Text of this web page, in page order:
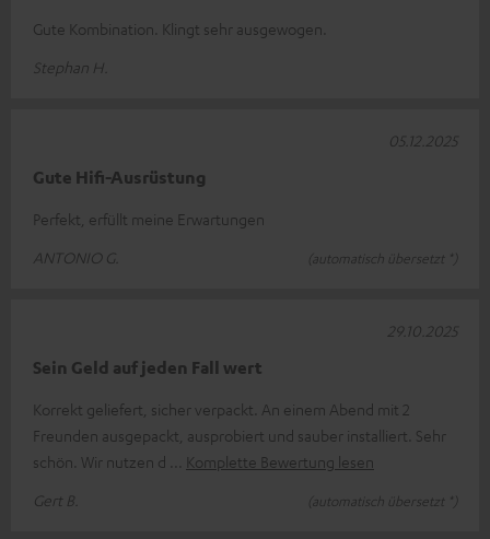
Gute Kombination. Klingt sehr ausgewogen.
Stephan H.
Gute Hifi-Ausrüstung
Perfekt, erfüllt meine Erwartungen
ANTONIO G.
(automatisch übersetzt *)
05.12.2025
Sein Geld auf jeden Fall wert
Korrekt geliefert, sicher verpackt. An einem Abend mit 2
Freunden ausgepackt, ausprobiert und sauber installiert. Sehr
schön. Wir nutzen d
Komplette Bewertung lesen
Gert B.
(automatisch übersetzt *)
29.10.2025